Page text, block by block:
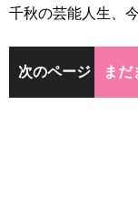
千秋の芸能人生、
次のページ まだ